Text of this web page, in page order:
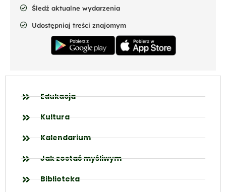
Śledź aktualne wydarzenia
Udostępniaj treści znajomym
Edukacja
Kultura
Kalendarium
Jak zostać myśliwym
Biblioteka